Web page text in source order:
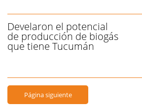
Develaron el potencial
de producción de biogás
que tiene Tucumán
Página siguiente